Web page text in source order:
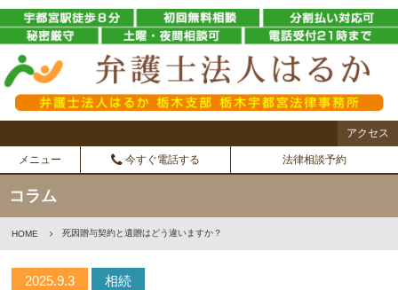
アクセス
メニュー 今すぐ電話する 法律相談予約
コラム
HOME 死因贈与契約と遺贈はどう違いますか？
2025.9.3 相続